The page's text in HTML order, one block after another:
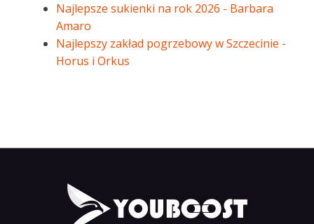
Najlepsze sukienki na rok 2026 - Barbara
Amaro
Najlepszy zakład pogrzebowy w Szczecinie -
Horus i Orkus